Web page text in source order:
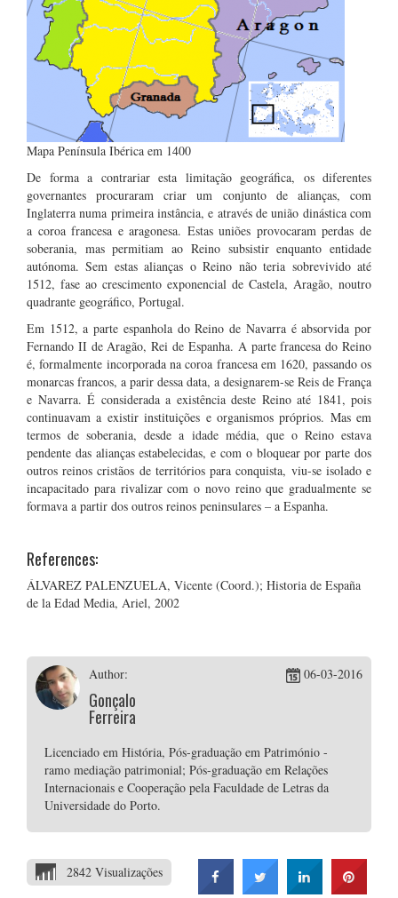
Mapa Península Ibérica em 1400
De forma a contrariar esta limitação geográfica, os diferentes
governantes procuraram criar um conjunto de alianças, com
Inglaterra numa primeira instância, e através de união dinástica com
a coroa francesa e aragonesa. Estas uniões provocaram perdas de
soberania, mas permitiam ao Reino subsistir enquanto entidade
autónoma. Sem estas alianças o Reino não teria sobrevivido até
1512, fase ao crescimento exponencial de Castela, Aragão, noutro
quadrante geográfico, Portugal.
Em 1512, a parte espanhola do Reino de Navarra é absorvida por
Fernando II de Aragão, Rei de Espanha. A parte francesa do Reino
é, formalmente incorporada na coroa francesa em 1620, passando os
monarcas francos, a parir dessa data, a designarem-se Reis de França
e Navarra. É considerada a existência deste Reino até 1841, pois
continuavam a existir instituições e organismos próprios. Mas em
termos de soberania, desde a idade média, que o Reino estava
pendente das alianças estabelecidas, e com o bloquear por parte dos
outros reinos cristãos de territórios para conquista, viu-se isolado e
incapacitado para rivalizar com o novo reino que gradualmente se
formava a partir dos outros reinos peninsulares – a Espanha.
References:
ÁLVAREZ PALENZUELA, Vicente (Coord.); Historia de España
de la Edad Media, Ariel, 2002
Author:
Gonçalo
Ferreira
06-03-2016
Licenciado em História, Pós-graduação em Património -
ramo mediação patrimonial; Pós-graduação em Relações
Internacionais e Cooperação pela Faculdade de Letras da
Universidade do Porto.
2842 Visualizações